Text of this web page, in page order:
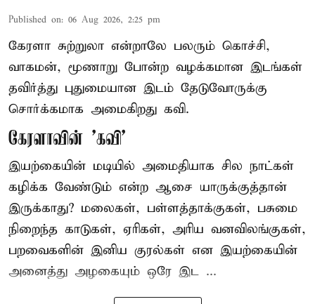
Published on: 06 Aug 2026, 2:25 pm
கேரளா சுற்றுலா என்றாலே பலரும் கொச்சி,
வாகமன், மூணாறு போன்ற வழக்கமான இடங்கள்
தவிர்த்து புதுமையான இடம் தேடுவோருக்கு
சொர்க்கமாக அமைகிறது கவி.
கேரளாவின் 'கவி'
இயற்கையின் மடியில் அமைதியாக சில நாட்கள்
கழிக்க வேண்டும் என்ற ஆசை யாருக்குத்தான்
இருக்காது? மலைகள், பள்ளத்தாக்குகள், பசுமை
நிறைந்த காடுகள், ஏரிகள், அரிய வனவிலங்குகள்,
பறவைகளின் இனிய குரல்கள் என இயற்கையின்
அனைத்து அழகையும் ஒரே இட ...